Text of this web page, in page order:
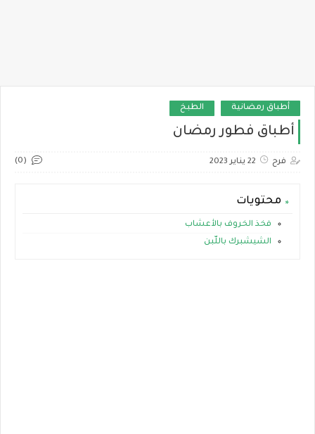
أطباق رمضانية الطبخ
أطباق فطور رمضان
فرح 22 يناير 2023 (0)
محتويات
فخذ الخروف بالأعشاب
الشيشبرك باللّبن